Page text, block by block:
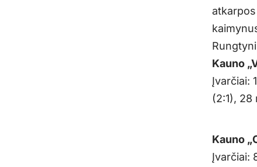
Kauno
Įvarčiai:
(2:1), 28
Kauno
Įvarčiai: